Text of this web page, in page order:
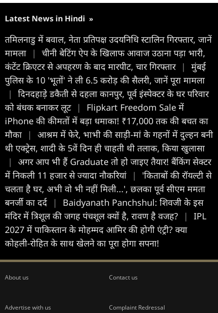
Latest News in Hindi »
तमिलनाडु में बवाल, नेता प्रतिपक्ष उदयनिधि स्टालिन गिरफ्तार, जानें
मामला
|
चीनी बेटिंग ऐप के खिलाफ आवाज उठाना पड़ा भारी,
कंटेंट क्रिएटर से अपहरण के बाद मारपीट, चार गिरफ्तार |
मुंबई
पुलिस के 10 'भूतों' ने ली 6.5 करोड़ की सैलरी, जानें पूरा मामला
|
दिनदहाड़े डकैती से दहला कानपुर, पूर्व इंस्पेक्टर के घर परिवार
को बंधक बनाकर लूट |
Flipkart Freedom Sale में
iPhone की कीमतों में बड़ा धमाका! ₹17,000 तक की बचत का
मौका
|
आश्रम में फेरे, भाभी की साड़ी-मां के गहनों में दुल्हन बनी
थी एक्ट्रेस, शादी के 5वें दिन ही चाहती थी तलाक, किया खुलासा
|
अगर आप भी हैं Graduate तो हो जाइए तैयार! बैंकिंग सेक्टर
में निकली 11 हजार से ज्यादा नौकरियां
|
'किताबों की रॉयल्टी से
चलता है घर, अभी वो भी नहीं मिली...', छलका पूर्व सीएम ममता
बनर्जी का दर्द
|
Baidyanath Panchshul: शिवजी के इस
मंदिर में त्रिशूल की जगह पंचशूल क्यों है, रावण है वजह?
|
IPL
2027 में पाकिस्तान के मोहम्मद आमिर की होगी एंट्री? क्या
कोहली-रोहित के साथ खेलने का पूरा होगा सपना!
About us Contact us
Advertise with us Complaint Redressal